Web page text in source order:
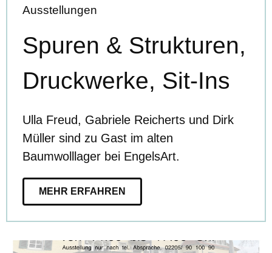
Ausstellungen
Spuren & Strukturen,
Druckwerke, Sit-Ins
Ulla Freud, Gabriele Reicherts und Dirk
Müller sind zu Gast im alten
Baumwolllager bei EngelsArt.
MEHR ERFAHREN